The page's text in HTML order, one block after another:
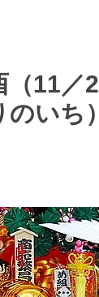
（11
のい